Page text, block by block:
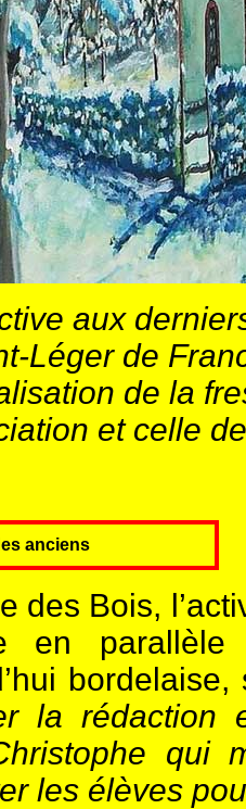
aux
Léger de
de la
et celle
anciens
des Bois,
en
la rédaction
qui
les élèves